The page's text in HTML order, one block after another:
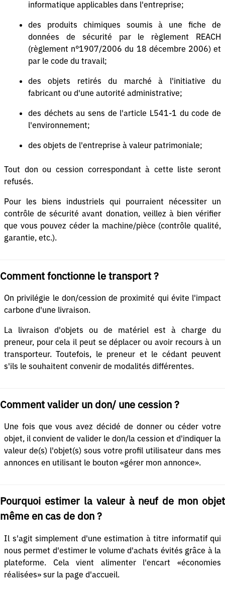
informatique applicables dans l'entreprise;
des produits chimiques soumis à une fiche de
données de sécurité par le règlement REACH
(règlement n°1907/2006 du 18 décembre 2006) et
par le code du travail;
des objets retirés du marché à l'initiative du
fabricant ou d'une autorité administrative;
des déchets au sens de l'article L541-1 du code de
l'environnement;
des objets de l'entreprise à valeur patrimoniale;
Tout don ou cession correspondant à cette liste seront
refusés.
Pour les biens industriels qui pourraient nécessiter un
contrôle de sécurité avant donation, veillez à bien vérifier
que vous pouvez céder la machine/pièce (contrôle qualité,
garantie, etc.).
Comment fonctionne le transport ?
On privilégie le don/cession de proximité qui évite l'impact
carbone d'une livraison.
La livraison d'objets ou de matériel est à charge du
preneur, pour cela il peut se déplacer ou avoir recours à un
transporteur. Toutefois, le preneur et le cédant peuvent
s'ils le souhaitent convenir de modalités différentes.
Comment valider un don/ une cession ?
Une fois que vous avez décidé de donner ou céder votre
objet, il convient de valider le don/la cession et d'indiquer la
valeur de(s) l'objet(s) sous votre profil utilisateur dans mes
annonces en utilisant le bouton «gérer mon annonce».
Pourquoi estimer la valeur à neuf de mon objet
même en cas de don ?
Il s'agit simplement d'une estimation à titre informatif qui
nous permet d'estimer le volume d'achats évités grâce à la
plateforme. Cela vient alimenter l'encart «économies
réalisées» sur la page d'accueil.